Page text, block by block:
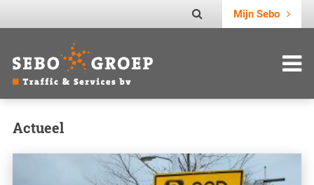
Mijn Sebo
Actueel